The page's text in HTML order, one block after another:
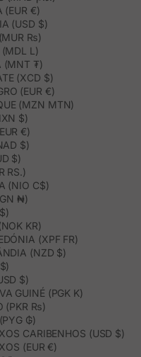
(EUR €)
(USD $)
₨)
L)
(MNT ₮)
(XCD $)
(EUR €)
(MZN MTN)
$)
€)
$)
$)
RS.)
(NIO C$)
₦)
KR)
(XPF FR)
(NZD $)
$)
GUINÉ (PGK K)
(PKR ₨)
₲)
CARIBENHOS (USD $)
(EUR €)